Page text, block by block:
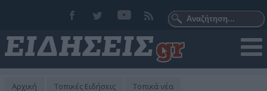
Αρχική Τοπικές Ειδήσεις Τοπικά νέα